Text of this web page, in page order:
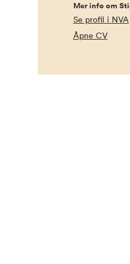
Mer info om
Se profil i NVA
Åpne CV